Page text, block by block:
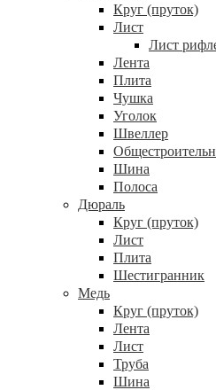
Круг (пруток)
Лист
Лист
Лента
Плита
Чушка
Уголок
Швеллер
Шина
Полоса
Дюраль
Круг (пруток)
Лист
Плита
Шестигранник
Медь
Круг (пруток)
Лента
Лист
Труба
Шина